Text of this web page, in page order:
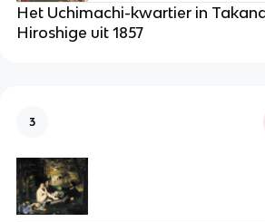
Het Uchimachi-kwartier in
Hiroshige uit 1857
3